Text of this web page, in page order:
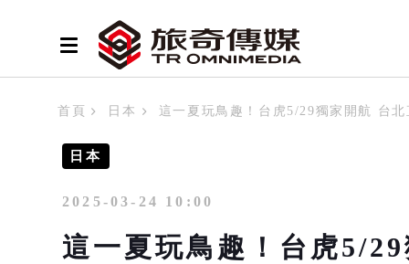
首頁 日本 這一夏玩鳥趣！台虎5/29獨家開航 台
日本
2025-03-24 10:00
這一夏玩鳥趣！台虎5/